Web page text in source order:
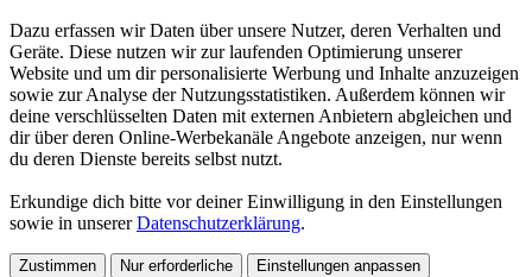
Dazu erfassen wir Daten über unsere Nutzer, deren Verhalten und
Geräte. Diese nutzen wir zur laufenden Optimierung unserer
Website und um dir personalisierte Werbung und Inhalte anzuzeigen
sowie zur Analyse der Nutzungsstatistiken. Außerdem können wir
deine verschlüsselten Daten mit externen Anbietern abgleichen und
dir über deren Online-Werbekanäle Angebote anzeigen, nur wenn
du deren Dienste bereits selbst nutzt.
Erkundige dich bitte vor deiner Einwilligung in den Einstellungen
sowie in unsererDatenschutzerklärung.
Zustimmen Nur erforderliche Einstellungen anpassen